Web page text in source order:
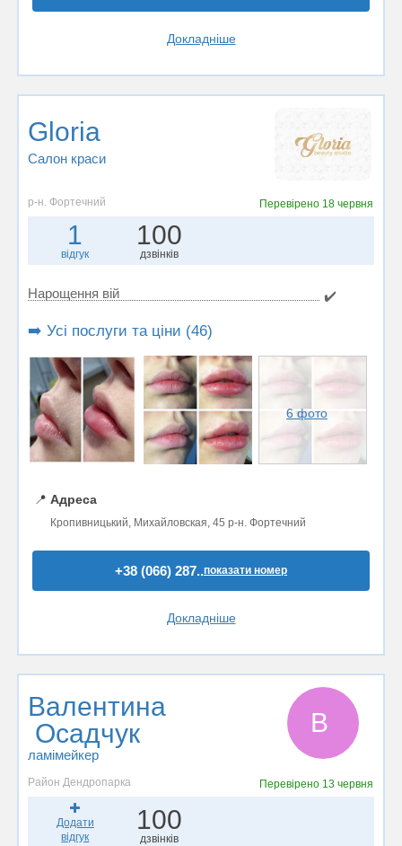
Докладніше
Gloria
Салон краси
р-н. Фортечний Перевірено 18 червня
1
відгук
100
дзвінків
Нарощення вій ✔️
➡️ Усі послуги та ціни (46)
6 фото
📍 Адреса
Кропивницький, Михайловская, 45 р-н. Фортечний
+38 (066) 287..показати номер
Докладніше
Валентина
Осадчук
ламімейкер
В
Район Дендропарка Перевірено 13 червня
Додати
відгук
100
дзвінків